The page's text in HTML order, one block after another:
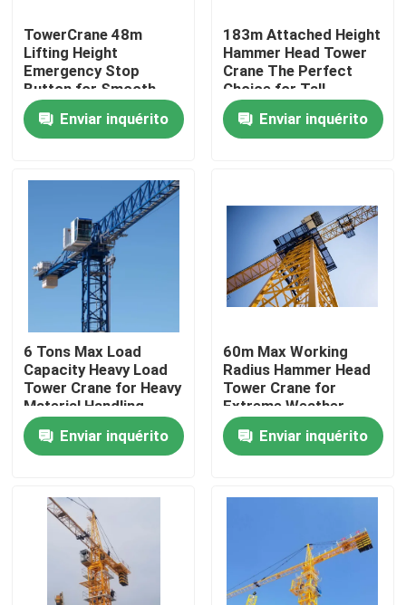
Casa
Produtos
Quem Somos
Controle de Qualidade
Fale Conosco
Guindaste de torre superior liso
Guindaste de torre da cabeça de martelo
TowerCrane 48m
Lifting Height
Emergency Stop
Button for Smooth
and Safe Construction
Enviar inquérito
183m Attached Height
Hammer Head Tower
Crane The Perfect
Choice for Tall
Structures
Enviar inquérito
6 Tons Max Load
Capacity Heavy Load
Tower Crane for Heavy
Material Handling
Requirements
Enviar inquérito
60m Max Working
Radius Hammer Head
Tower Crane for
Extreme Weather
Conditions
Construction
Enviar inquérito